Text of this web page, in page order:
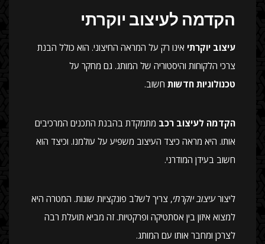
הקדמה לעיצוב יוקרתי
עיצוב יוקרתי אינו רק על המראה החיצוני. הוא כולל הבנת
צרכי הלקוחות והיסטוריה של המותג. גם מחקר על
טכנולוגיות חדשות חשוב.
הקדמה לעיצוב רכב מתמקדת בהבנת התכנים המרכיבים
אותו. היא מראה כיצד העיצוב משפיע על עולמנו. וכיצד הוא
חשוב בעידן המודרני.
ליצורעיצוב יוקרתי, צריך לשלב פונקציות שונות. המטרה היא
למצוא איזון בין אסתטיקה ופרקטיות. זה מביא תועלת רבה
לצרכן ומחבר אותו עם המותג.